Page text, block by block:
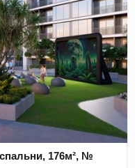
176м², №